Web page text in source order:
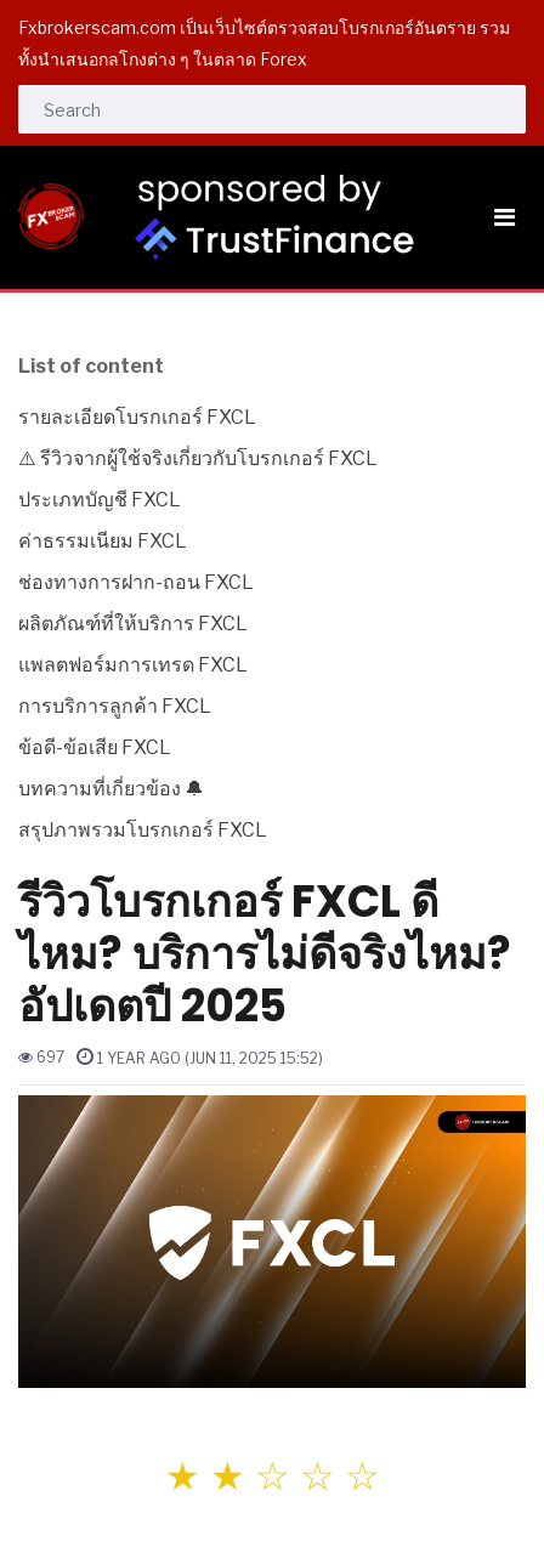
Fxbrokerscam.com เป็นเว็บไซต์ตรวจสอบโบรกเกอร์อันตราย รวม
ทั้งนำเสนอกลโกงต่าง ๆ ในตลาด Forex
List of content
รายละเอียดโบรกเกอร์ FXCL
⚠️ รีวิวจากผู้ใช้จริงเกี่ยวกับโบรกเกอร์ FXCL
ประเภทบัญชี FXCL
ค่าธรรมเนียม FXCL
ช่องทางการฝาก-ถอน FXCL
ผลิตภัณฑ์ที่ให้บริการ FXCL
แพลตฟอร์มการเทรด FXCL
การบริการลูกค้า FXCL
ข้อดี-ข้อเสีย FXCL
บทความที่เกี่ยวข้อง 🔔
สรุปภาพรวมโบรกเกอร์ FXCL
รีวิวโบรกเกอร์ FXCL ดี
ไหม? บริการไม่ดีจริงไหม?
อัปเดตปี 2025
697 1 YEAR AGO (JUN 11, 2025 15:52)
★ ★ ☆ ☆ ☆